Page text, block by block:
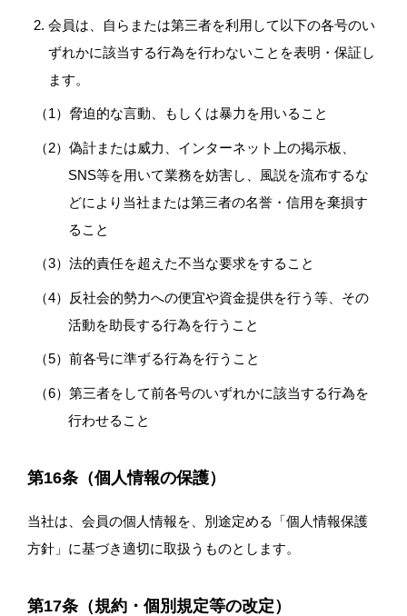
会員は、自らまたは第三者を利用して以下の各号のい
ずれかに該当する行為を行わないことを表明・保証し
ます。
脅迫的な言動、もしくは暴力を用いること
偽計または威力、インターネット上の掲示板、
SNS等を用いて業務を妨害し、風説を流布するな
どにより当社または第三者の名誉・信用を棄損す
ること
法的責任を超えた不当な要求をすること
反社会的勢力への便宜や資金提供を行う等、その
活動を助長する行為を行うこと
前各号に準ずる行為を行うこと
第三者をして前各号のいずれかに該当する行為を
行わせること
第16条（個人情報の保護）
当社は、会員の個人情報を、別途定める「個人情報保護
方針」に基づき適切に取扱うものとします。
第17条（規約・個別規定等の改定）